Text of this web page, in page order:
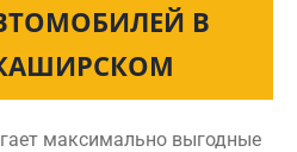
В
максимально выгодные